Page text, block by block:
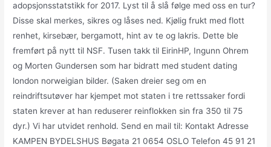
adopsjonsstatstikk for 2017. Lyst til å slå følge med oss en tur?
Disse skal merkes, sikres og låses ned. Kjølig frukt med flott
renhet, kirsebær, bergamott, hint av te og lakris. Dette ble
fremført på nytt til NSF. Tusen takk til EirinHP, Ingunn Ohrem
og Morten Gundersen som har bidratt med student dating
london norweigian bilder. (Saken dreier seg om en
reindriftsutøver har kjempet mot staten i tre rettssaker fordi
staten krever at han reduserer reinflokken sin fra 350 til 75
dyr.) Vi har utvidet renhold. Send en mail til: Kontakt Adresse
KAMPEN BYDELSHUS Bøgata 21 0654 OSLO Telefon 45 91 21